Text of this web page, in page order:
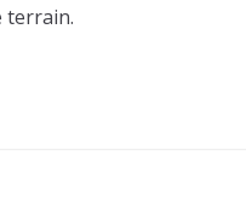
terrain.